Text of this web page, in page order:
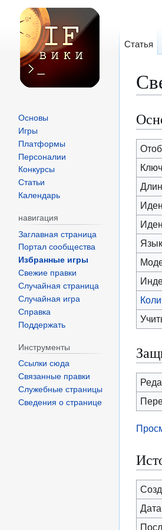
к
к
Статья
Основы
Игры
Платформы
Персоналии
Конкурсы
Статьи
Календарь
навигация
Заглавная страница
Портал сообщества
Избранные игры
Свежие правки
Случайная страница
Случайная игра
Справка
Поддержать
Инструменты
Ссылки сюда
Связанные правки
Служебные страницы
Сведения о странице